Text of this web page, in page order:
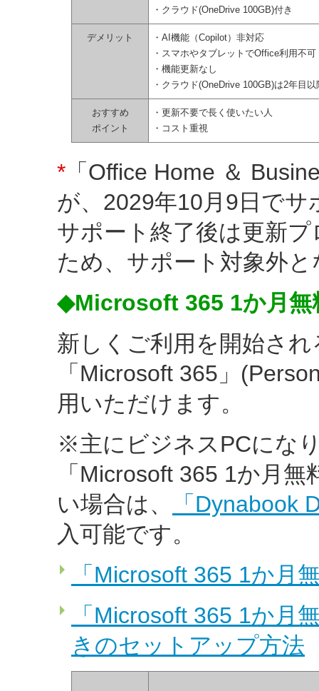
・クラウド(OneDrive 100GB)付き
デメリット
・AI機能（Copilot）非対応
・スマホやタブレットでOffice利用不可
・機能更新なし
・クラウド(OneDrive 100GB)は2年目
おすすめ
ポイント
・更新不要で長く使いたい人
・コスト重視
* 「Office Home ＆
が、2029年10月9日で
サポート終了後は更新
ため、サポート対象外
◆Microsoft 365 1か月無
新しくご利用を開始さ
「Microsoft 365」
用いただけます。
※主にビジネスPCにな
「Microsoft 365 1か月
い場合は、
「Dynabook
入可能です。
「Microsoft 365 1か月
「Microsoft 365 1か月
きのセットアップ方法